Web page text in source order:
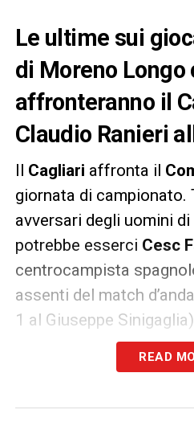
Le ultime sui
di Moreno Longo
affronteranno il
Claudio Ranieri
Il Cagliari affronta il
giornata di campionato.
avversari degli uomini di
potrebbe esserci Cesc
centrocampista
assenti del match
1 al Giuseppe
La Provincia
preparazione della
READ